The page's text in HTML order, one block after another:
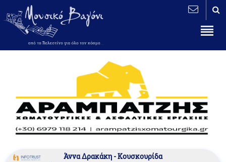
Άννα Δρακάκη - Κουσκουρίδα